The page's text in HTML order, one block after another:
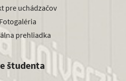
pre uchádzačov
Fotogaléria
prehliadka
študenta